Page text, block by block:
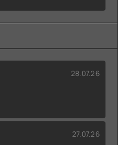
28.07.26
27.07.26